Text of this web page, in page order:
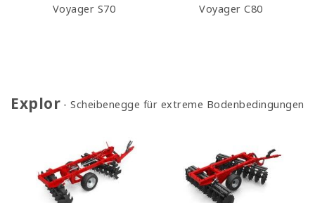
Voyager S70 Voyager C80
Explor Scheibenegge für extreme Bodenbedingungen